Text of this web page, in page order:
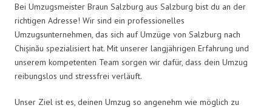
Bei Umzugsmeister Braun Salzburg aus Salzburg bist du an der
richtigen Adresse! Wir sind ein professionelles
Umzugsunternehmen, das sich auf Umzüge von Salzburg nach
Chișinău spezialisiert hat. Mit unserer langjährigen Erfahrung und
unserem kompetenten Team sorgen wir dafür, dass dein Umzug
reibungslos und stressfrei verläuft.
Unser Ziel ist es, deinen Umzug so angenehm wie möglich zu